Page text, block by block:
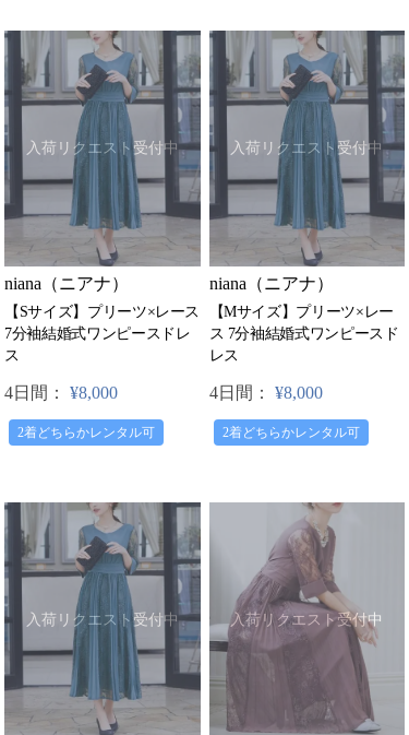
入荷リクエスト受付中
niana（ニアナ）
【Sサイズ】プリーツ×レース
7分袖結婚式ワンピースドレ
ス
4日間： ¥8,000
2着どちらかレンタル可
入荷リクエスト受付中
niana（ニアナ）
【Mサイズ】プリーツ×レー
ス 7分袖結婚式ワンピースド
レス
4日間： ¥8,000
2着どちらかレンタル可
入荷リクエスト受付中 入荷リクエスト受付中